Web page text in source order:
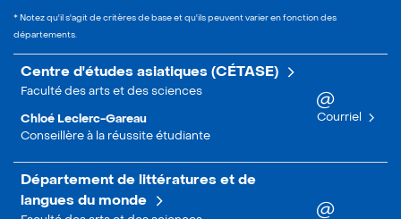
* Notez qu'il s'agit de critères de base et qu'ils peuvent varier en fonction des
départements.
Centre d'études asiatiques (CÉTASE)
Faculté des arts et des sciences
Chloé Leclerc-Gareau
Conseillère à la réussite étudiante
Courriel
Département de littératures et de
langues du monde